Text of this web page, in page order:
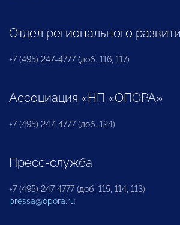
Отдел регионального
+7 (495) 247-4777 (доб. 116, 117)
Ассоциация «НП «ОПОРА»
+7 (495) 247-4777 (доб. 124)
Пресс-служба
+7 (495) 247 4777 (доб. 115, 114, 113)
pressa@opora.ru